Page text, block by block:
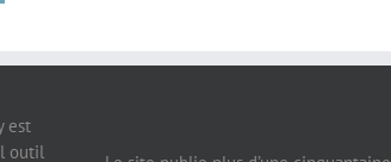
est
outil